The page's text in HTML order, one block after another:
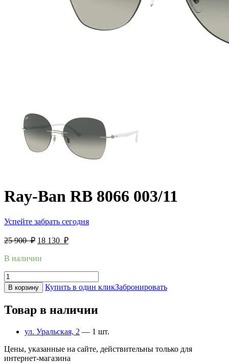
Ray-Ban RB 8066 003/11
Успейте забрать сегодня
25 900₽ 18 130 ₽
В наличии
В корзину Купить в один кликЗабронировать
Товар в наличии
ул. Уральская, 2 — 1 шт.
Цены, указанные на сайте, действительны только для
интернет-магазина